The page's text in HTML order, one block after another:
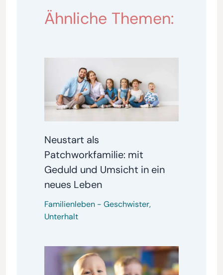
Ähnliche Themen:
Neustart als
Patchworkfamilie: mit
Geduld und Umsicht in ein
neues Leben
Familienleben- Geschwister,
Unterhalt